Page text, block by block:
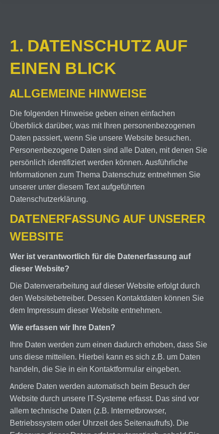
1. DATENSCHUTZ AUF
EINEN BLICK
ALLGEMEINE HINWEISE
Die folgenden Hinweise geben einen einfachen
Überblick darüber, was mit Ihren personenbezogenen
Daten passiert, wenn Sie unsere Website besuchen.
Personenbezogene Daten sind alle Daten, mit denen Sie
persönlich identifiziert werden können. Ausführliche
Informationen zum Thema Datenschutz entnehmen Sie
unserer unter diesem Text aufgeführten
Datenschutzerklärung.
DATENERFASSUNG AUF UNSERER
WEBSITE
Wer ist verantwortlich für die Datenerfassung auf
dieser Website?
Die Datenverarbeitung auf dieser Website erfolgt durch
den Websitebetreiber. Dessen Kontaktdaten können Sie
dem Impressum dieser Website entnehmen.
Wie erfassen wir Ihre Daten?
Ihre Daten werden zum einen dadurch erhoben, dass Sie
uns diese mitteilen. Hierbei kann es sich z.B. um Daten
handeln, die Sie in ein Kontaktformular eingeben.
Andere Daten werden automatisch beim Besuch der
Website durch unsere IT-Systeme erfasst. Das sind vor
allem technische Daten (z.B. Internetbrowser,
Betriebssystem oder Uhrzeit des Seitenaufrufs). Die